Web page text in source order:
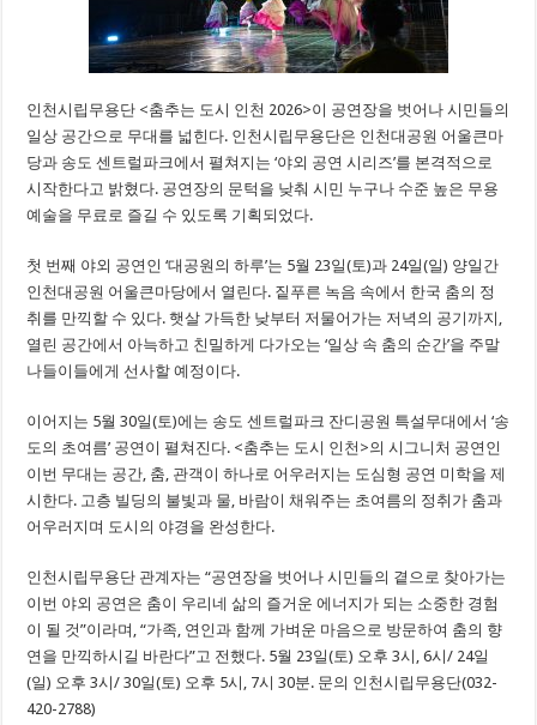
인천시립무용단 <춤추는 도시 인천 2026>이 공연장을 벗어나 시민들의
일상 공간으로 무대를 넓힌다. 인천시립무용단은 인천대공원 어울큰마
당과 송도 센트럴파크에서 펼쳐지는 ‘야외 공연 시리즈’를 본격적으로
시작한다고 밝혔다. 공연장의 문턱을 낮춰 시민 누구나 수준 높은 무용
예술을 무료로 즐길 수 있도록 기획되었다.
첫 번째 야외 공연인 ‘대공원의 하루’는 5월 23일(토)과 24일(일) 양일간
인천대공원 어울큰마당에서 열린다. 짙푸른 녹음 속에서 한국 춤의 정
취를 만끽할 수 있다. 햇살 가득한 낮부터 저물어가는 저녁의 공기까지,
열린 공간에서 아늑하고 친밀하게 다가오는 ‘일상 속 춤의 순간’을 주말
나들이들에게 선사할 예정이다.
이어지는 5월 30일(토)에는 송도 센트럴파크 잔디공원 특설무대에서 ‘송
도의 초여름’ 공연이 펼쳐진다. <춤추는 도시 인천>의 시그니처 공연인
이번 무대는 공간, 춤, 관객이 하나로 어우러지는 도심형 공연 미학을 제
시한다. 고층 빌딩의 불빛과 물, 바람이 채워주는 초여름의 정취가 춤과
어우러지며 도시의 야경을 완성한다.
인천시립무용단 관계자는 “공연장을 벗어나 시민들의 곁으로 찾아가는
이번 야외 공연은 춤이 우리네 삶의 즐거운 에너지가 되는 소중한 경험
이 될 것”이라며, “가족, 연인과 함께 가벼운 마음으로 방문하여 춤의 향
연을 만끽하시길 바란다”고 전했다. 5월 23일(토) 오후 3시, 6시/ 24일
(일) 오후 3시/ 30일(토) 오후 5시, 7시 30분. 문의 인천시립무용단(032-
420-2788)